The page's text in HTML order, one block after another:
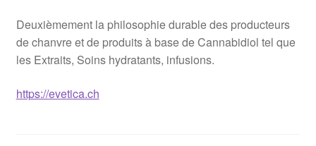
Deuxièmement la philosophie durable des producteurs
de chanvre et de produits à base de Cannabidiol tel que
les Extraits, Soins hydratants, infusions.
https://evetica.ch